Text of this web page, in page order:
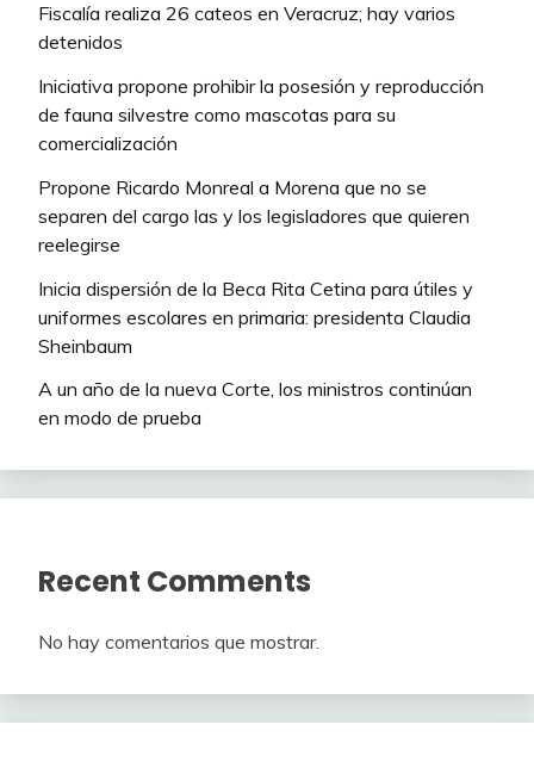
Fiscalía realiza 26 cateos en Veracruz; hay varios
detenidos
Iniciativa propone prohibir la posesión y reproducción
de fauna silvestre como mascotas para su
comercialización
Propone Ricardo Monreal a Morena que no se
separen del cargo las y los legisladores que quieren
reelegirse
Inicia dispersión de la Beca Rita Cetina para útiles y
uniformes escolares en primaria: presidenta Claudia
Sheinbaum
A un año de la nueva Corte, los ministros continúan
en modo de prueba
Recent Comments
No hay comentarios que mostrar.